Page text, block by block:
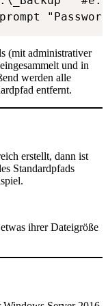
(mit administrativer
und in
werden alle
entfernt.
erstellt, dann ist
Standardpfads
ihrer Dateigröße